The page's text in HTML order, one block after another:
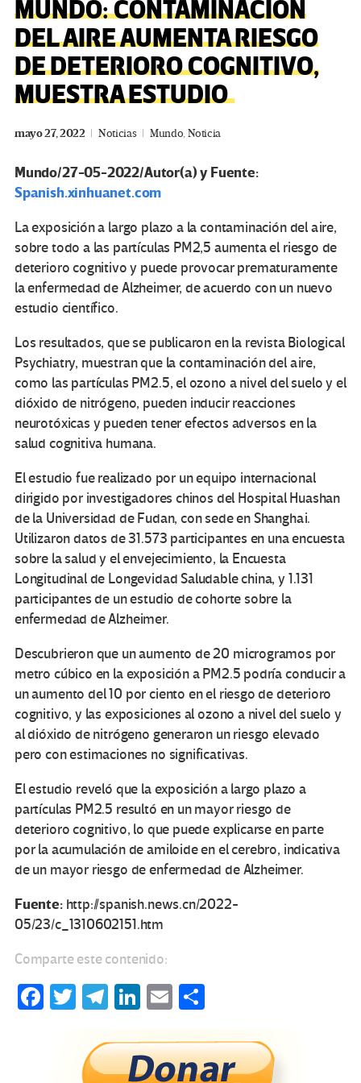
MUNDO: CONTAMINACIÓN
DEL AIRE AUMENTA RIESGO
DE DETERIORO COGNITIVO,
MUESTRA ESTUDIO
mayo 27, 2022 Noticias Mundo,Noticia
Mundo/27-05-2022/Autor(a) y Fuente:
Spanish.xinhuanet.com
La exposición a largo plazo a la contaminación del aire,
sobre todo a las partículas PM2,5 aumenta el riesgo de
deterioro cognitivo y puede provocar prematuramente
la enfermedad de Alzheimer, de acuerdo con un nuevo
estudio científico.
Los resultados, que se publicaron en la revista Biological
Psychiatry, muestran que la contaminación del aire,
como las partículas PM2.5, el ozono a nivel del suelo y el
dióxido de nitrógeno, pueden inducir reacciones
neurotóxicas y pueden tener efectos adversos en la
salud cognitiva humana.
El estudio fue realizado por un equipo internacional
dirigido por investigadores chinos del Hospital Huashan
de la Universidad de Fudan, con sede en Shanghai.
Utilizaron datos de 31.573 participantes en una encuesta
sobre la salud y el envejecimiento, la Encuesta
Longitudinal de Longevidad Saludable china, y 1.131
participantes de un estudio de cohorte sobre la
enfermedad de Alzheimer.
Descubrieron que un aumento de 20 microgramos por
metro cúbico en la exposición a PM2.5 podría conducir a
un aumento del 10 por ciento en el riesgo de deterioro
cognitivo, y las exposiciones al ozono a nivel del suelo y
al dióxido de nitrógeno generaron un riesgo elevado
pero con estimaciones no significativas.
El estudio reveló que la exposición a largo plazo a
partículas PM2.5 resultó en un mayor riesgo de
deterioro cognitivo, lo que puede explicarse en parte
por la acumulación de amiloide en el cerebro, indicativa
de un mayor riesgo de enfermedad de Alzheimer.
Fuente:http://spanish.news.cn/2022-
05/23/c_1310602151.htm
Comparte este contenido:
Fa T
tt
er
Te
gr
a
Li
ke
dI
E
ail m
p